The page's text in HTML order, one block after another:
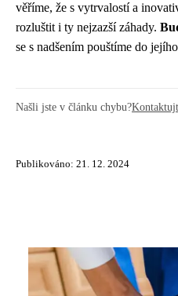
věříme, že s vytrvalostí a
rozluštit i ty nejzazší záhady.
se s nadšením pouštíme do
Našli jste v článku chybu?
Publikováno: 21. 12. 2024